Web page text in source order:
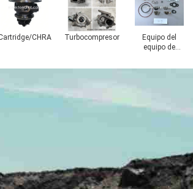
Cojinete empuje
Placa de la
sello
Anillo de la boca